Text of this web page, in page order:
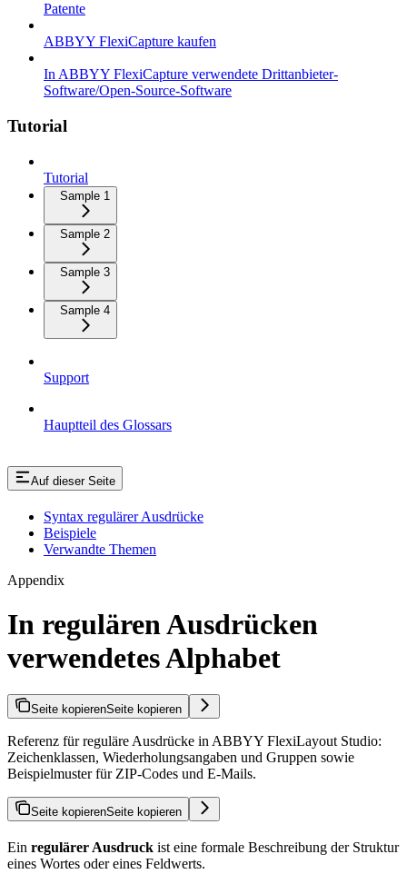
Patente
ABBYY FlexiCapture kaufen
In ABBYY FlexiCapture verwendete Drittanbieter-
Software/Open-Source-Software
Tutorial
Tutorial
Sample 1
Sample 2
Sample 3
Sample 4
Support
Hauptteil des Glossars
Auf dieser Seite
Syntax regulärer Ausdrücke
Beispiele
Verwandte Themen
Appendix
In regulären Ausdrücken
verwendetes Alphabet
Seite kopierenSeite kopieren
Referenz für reguläre Ausdrücke in ABBYY FlexiLayout Studio:
Zeichenklassen, Wiederholungsangaben und Gruppen sowie
Beispielmuster für ZIP-Codes und E-Mails.
Seite kopierenSeite kopieren
Ein regulärer Ausdruck ist eine formale Beschreibung der Struktur
eines Wortes oder eines Feldwerts.